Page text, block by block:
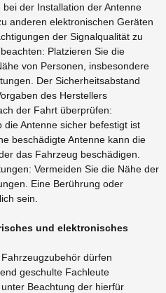
der Installation der Antenne
anderen elektronischen Geräten
der Signalqualität zu
Platzieren Sie die
von Personen, insbesondere
Der Sicherheitsabstand
des Herstellers
der Fahrt überprüfen:
Antenne sicher befestigt ist
beschädigte Antenne kann die
das Fahrzeug beschädigen.
Vermeiden Sie die Nähe der
Eine Berührung oder
sein.
und elektronisches
dürfen
geschulte Fachleute
Beachtung der hierfür